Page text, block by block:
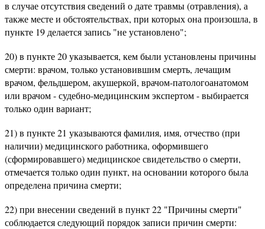
в случае отсутствия сведений о дате травмы (отравления), а
также месте и обстоятельствах, при которых она произошла, в
пункте 19 делается запись "не установлено";
20) в пункте 20 указывается, кем были установлены причины
смерти: врачом, только установившим смерть, лечащим
врачом, фельдшером, акушеркой, врачом-патологоанатомом
или врачом - судебно-медицинским экспертом - выбирается
только один вариант;
21) в пункте 21 указываются фамилия, имя, отчество (при
наличии) медицинского работника, оформившего
(сформировавшего) медицинское свидетельство о смерти,
отмечается только один пункт, на основании которого была
определена причина смерти;
22) при внесении сведений в пункт 22 "Причины смерти"
соблюдается следующий порядок записи причин смерти: